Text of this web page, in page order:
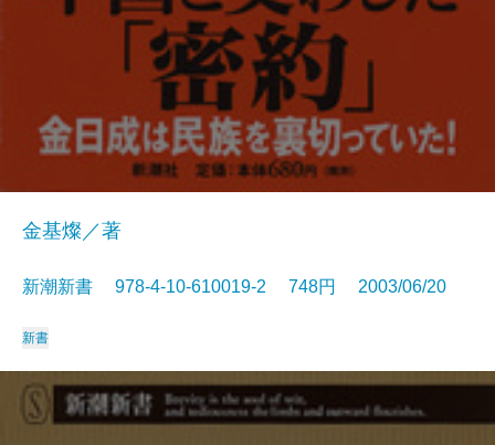
金基燦／著
新潮新書 978-4-10-610019-2 748円 2003/06/20
新書